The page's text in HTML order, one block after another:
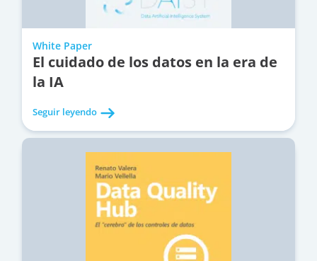
White Paper
El cuidado de los datos en la era de
la IA
Seguir leyendo